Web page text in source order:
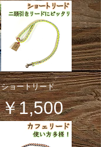
ショートリード
価格
￥1,500